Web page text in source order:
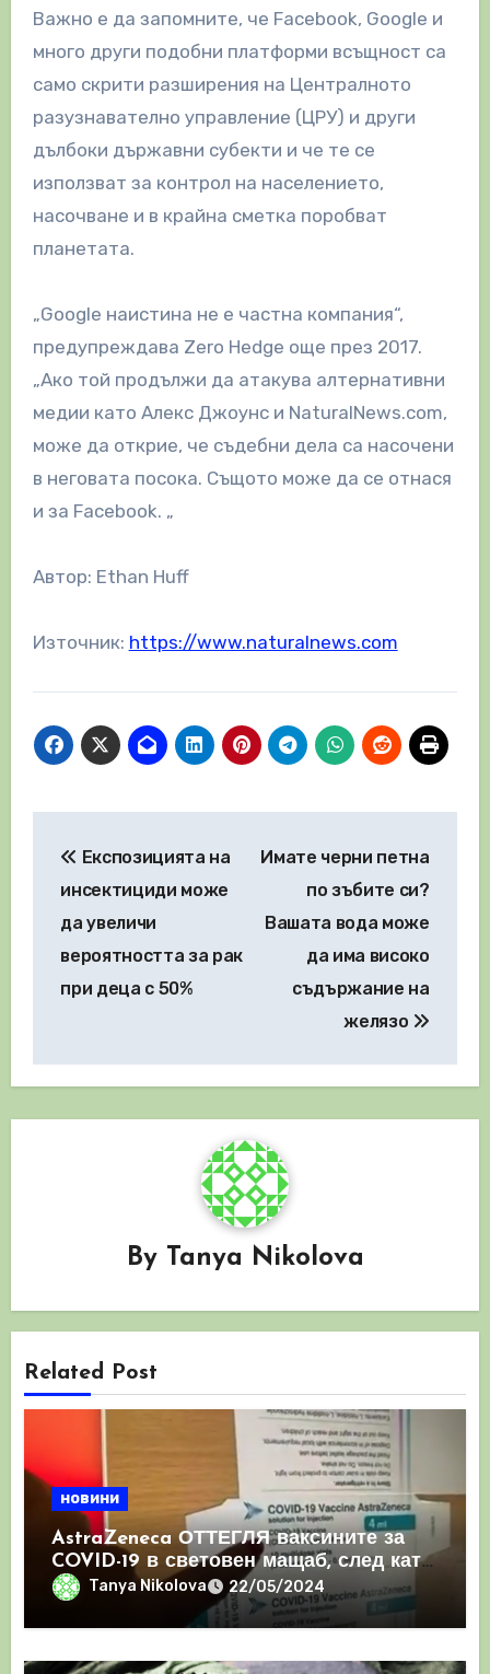
Важно е да запомните, че Facebook, Google и
много други подобни платформи всъщност са
само скрити разширения на Централното
разузнавателно управление (ЦРУ) и други
дълбоки държавни субекти и че те се
използват за контрол на населението,
насочване и в крайна сметка поробват
планетата.
„Google наистина не е частна компания“,
предупреждава Zero Hedge още през 2017.
„Ако той продължи да атакува алтернативни
медии като Алекс Джоунс и NaturalNews.com,
може да открие, че съдебни дела са насочени
в неговата посока. Същото може да се отнася
и за Facebook. „
Автор: Ethan Huff
Източник: https://www.naturalnews.com
Експозицията на
инсектициди може
да увеличи
вероятността за рак
при деца с 50%
Имате черни петна
по зъбите си?
Вашата вода може
да има високо
съдържание на
желязо
By Tanya Nikolova
Related Post
новини
AstraZeneca ОТТЕГЛЯ ваксините за
COVID-19 в световен мащаб, след като
призна, че те причиняват КРЪВНИ
Tanya Nikolova 22/05/2024